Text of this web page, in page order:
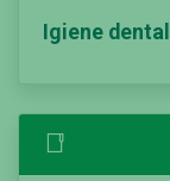
Igiene